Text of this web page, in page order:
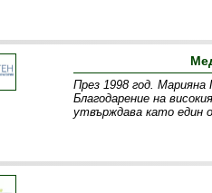
През 1998 год. Марияна
Благодарение на
утвърждава като един